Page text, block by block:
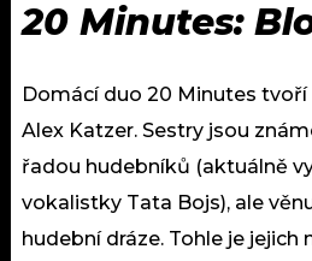
20 Minutes:
Domácí duo 20 Minutes
Alex Katzer. Sestry jsou
řadou hudebníků (aktuálně
vokalistky Tata Bojs), ale
hudební dráze. Tohle je jejich